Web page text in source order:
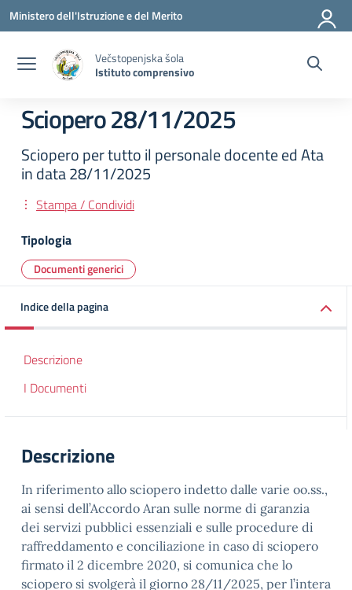
Vai ai contenuti
Vai al menu di navigazione
Vai al footer
Ministero dell'Istruzione e del Merito
Večstopenjska šola
Istituto comprensivo
Sciopero 28/11/2025
Sciopero per tutto il personale docente ed Ata
in data 28/11/2025
Stampa / Condividi
Tipologia
Documenti generici
Indice della pagina
Descrizione
I Documenti
Descrizione
In riferimento allo sciopero indetto dalle varie oo.ss.,
ai sensi dell’Accordo Aran sulle norme di garanzia
dei servizi pubblici essenziali e sulle procedure di
raffreddamento e conciliazione in caso di sciopero
firmato il 2 dicembre 2020, si comunica che lo
sciopero si svolgerà il giorno 28/11/2025, per l’intera